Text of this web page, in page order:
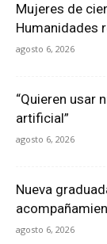
Mujeres de
Humanidades
agosto 6, 2026
“Quieren usar
artificial”
agosto 6, 2026
Nueva
agosto 6, 2026